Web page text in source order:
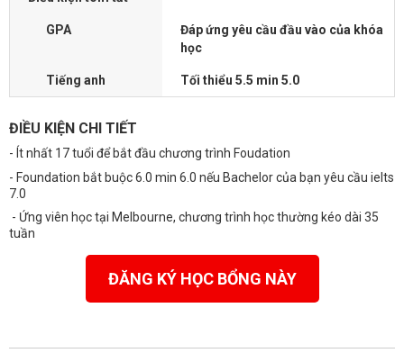
GPA
Đáp ứng yêu cầu đầu vào của khóa
học
Tiếng anh Tối thiểu 5.5 min 5.0
ĐIỀU KIỆN CHI TIẾT
- Ít nhất 17 tuổi để bắt đầu chương trình Foudation
- Foundation bắt buộc 6.0 min 6.0 nếu Bachelor của bạn yêu cầu ielts
7.0
- Ứng viên học tại Melbourne, chương trình học thường kéo dài 35
tuần
ĐĂNG KÝ HỌC BỔNG NÀY